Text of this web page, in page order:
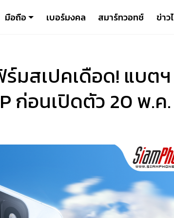
มือถือ เบอร์มงคล สมาร์ทวอทช์ ข่าว
ร์มสเปคเดือด! แบ
ก่อนเปิดตัว 20 พ.ค